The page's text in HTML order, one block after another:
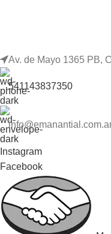
Av. de Mayo 1365 PB,
541143837350
Instagram
Facebook